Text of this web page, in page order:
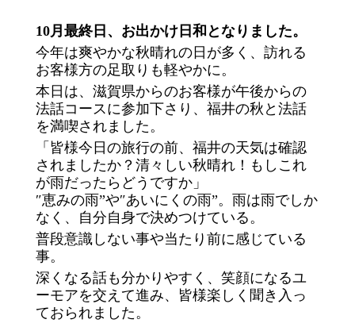
10月最終日、お出かけ日和となりました。
今年は爽やかな秋晴れの日が多く、訪れる
お客様方の足取りも軽やかに。
本日は、滋賀県からのお客様が午後からの
法話コースに参加下さり、福井の秋と法話
を満喫されました。
「皆様今日の旅行の前、福井の天気は確認
されましたか？清々しい秋晴れ！もしこれ
が雨だったらどうですか」
″恵みの雨”や″あいにくの雨”。雨は雨でしか
なく、自分自身で決めつけている。
普段意識しない事や当たり前に感じている
事。
深くなる話も分かりやすく、笑顔になるユ
ーモアを交えて進み、皆様楽しく聞き入っ
ておられました。